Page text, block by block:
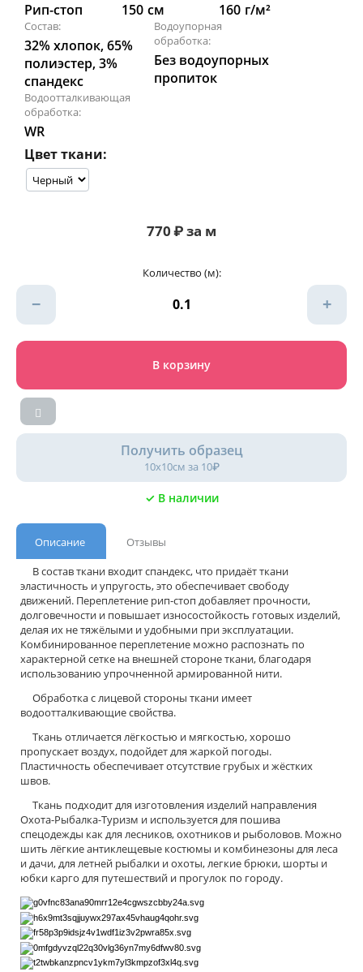
Рип-стоп 150 см 160 г/м²
Состав:
32% хлопок, 65%
полиэстер, 3%
спандекс
Водоупорная
обработка:
Без водоупорных
пропиток
Водоотталкивающая
обработка:
WR
Цвет ткани:
770₽за м
Количество (м):
− +
В корзину
Получить образец
10х10см за 10₽
✓ В наличии
Описание
Отзывы
В состав ткани входит спандекс, что придаёт ткани
эластичность и упругость, это обеспечивает свободу
движений. Переплетение рип-стоп добавляет прочности,
долговечности и повышает износостойкость готовых изделий,
делая их не тяжёлыми и удобными при эксплуатации.
Комбинированное переплетение можно распознать по
характерной сетке на внешней стороне ткани, благодаря
использованию упрочненной армированной нити.
Обработка с лицевой стороны ткани имеет
водоотталкивающие свойства.
Ткань отличается лёгкостью и мягкостью, хорошо
пропускает воздух, подойдет для жаркой погоды.
Пластичность обеспечивает отсутствие грубых и жёстких
швов.
Ткань подходит для изготовления изделий направления
Охота-Рыбалка-Туризм и используется для пошива
спецодежды как для лесников, охотников и рыболовов. Можно
шить лёгкие антиклещевые костюмы и комбинезоны для леса
и дачи, для летней рыбалки и охоты, легкие брюки, шорты и
юбки карго для путешествий и прогулок по городу.